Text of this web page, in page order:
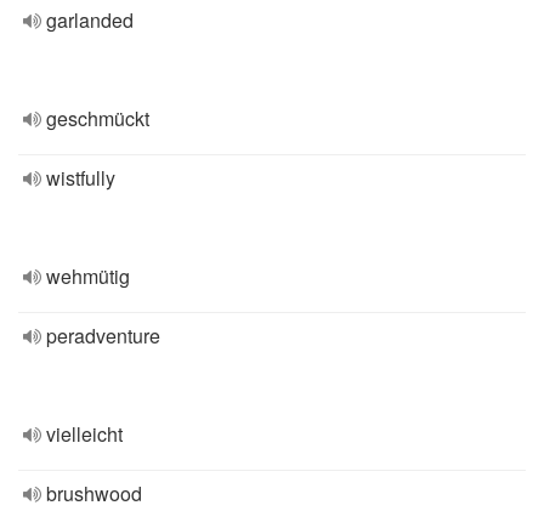
garlanded
geschmückt
wistfully
wehmütig
peradventure
vielleicht
brushwood